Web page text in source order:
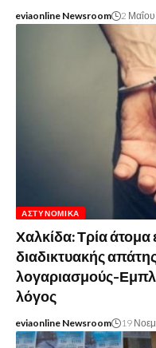
eviaonline Newsroom 2
ΑΣΤΥΝΟΜΙΚΆ
Χαλκίδα: Τρία
διαδικτυακής
λογαριασμούς-
λόγος
eviaonline Newsroom 19